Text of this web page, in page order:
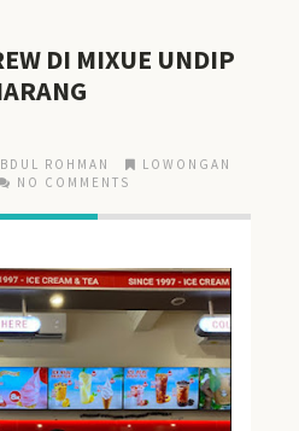
DI MIXUE UNDIP
ROHMAN
LOWONGAN
NO COMMENTS